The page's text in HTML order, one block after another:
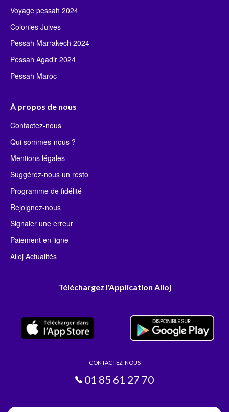
Voyage pessah 2024
Colonies Juives
Pessah Marrakech 2024
Pessah Agadir 2024
Pessah Maroc
À propos de nous
Contactez-nous
Qui sommes-nous ?
Mentions légales
Suggérez-nous un resto
Programme de fidélité
Rejoignez-nous
Signaler une erreur
Paiement en ligne
Alloj Actualités
Téléchargez l'Application Alloj
CONTACTEZ-NOUS
01 85 61 27 70